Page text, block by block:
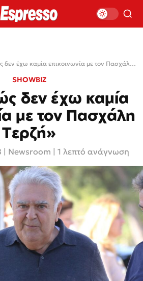
«Δυστυχώς δεν έχω καμία επικοινωνία με τον Πασχάλη Τερζή»
SHOWBIZ
δεν έχω καμία
με τον Πασχάλη
Τερζή»
Newsroom | 1 λεπτό ανάγνωση